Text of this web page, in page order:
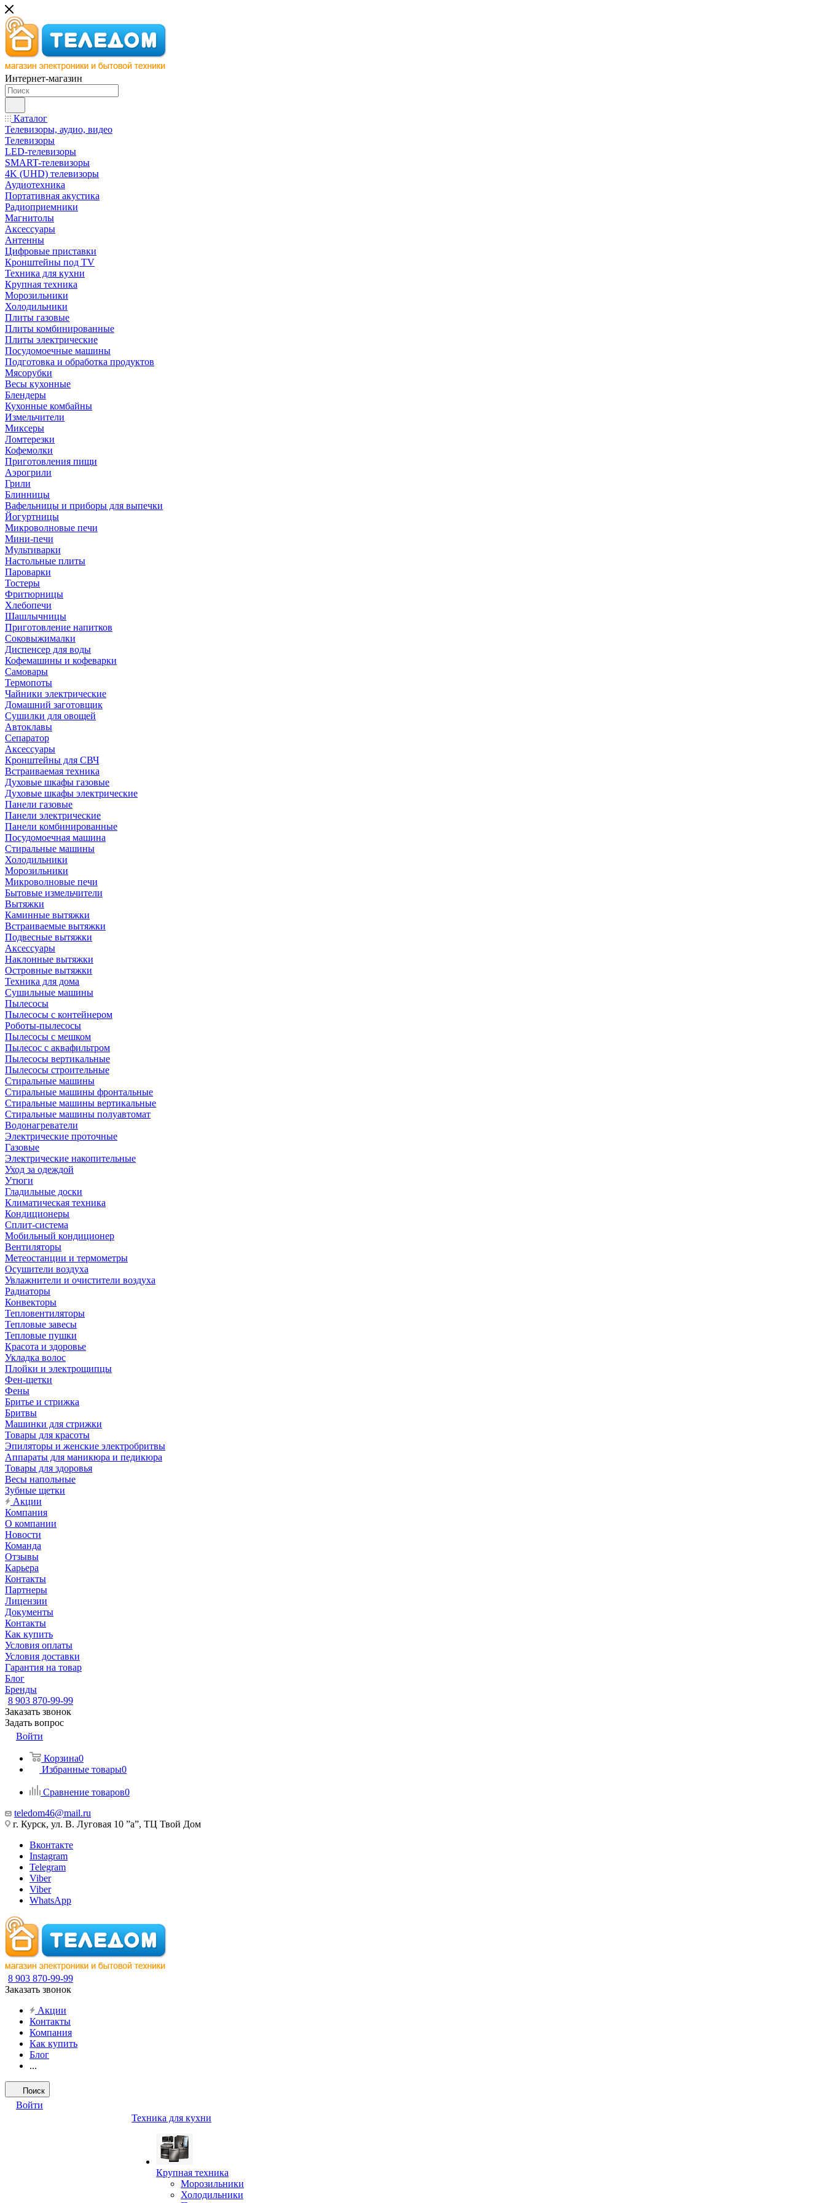
Интернет-магазин
Каталог
Телевизоры, аудио, видео
Телевизоры
LED-телевизоры
SMART-телевизоры
4K (UHD) телевизоры
Аудиотехника
Портативная акустика
Радиоприемники
Магнитолы
Аксессуары
Антенны
Цифровые приставки
Кронштейны под TV
Техника для кухни
Крупная техника
Морозильники
Холодильники
Плиты газовые
Плиты комбинированные
Плиты электрические
Посудомоечные машины
Подготовка и обработка продуктов
Мясорубки
Весы кухонные
Блендеры
Кухонные комбайны
Измельчители
Миксеры
Ломтерезки
Кофемолки
Приготовления пищи
Аэрогрили
Грили
Блинницы
Вафельницы и приборы для выпечки
Йогуртницы
Микроволновые печи
Мини-печи
Мультиварки
Настольные плиты
Пароварки
Тостеры
Фритюрницы
Хлебопечи
Шашлычницы
Приготовление напитков
Соковыжималки
Диспенсер для воды
Кофемашины и кофеварки
Самовары
Термопоты
Чайники электрические
Домашний заготовщик
Сушилки для овощей
Автоклавы
Сепаратор
Аксессуары
Кронштейны для СВЧ
Встраиваемая техника
Духовые шкафы газовые
Духовые шкафы электрические
Панели газовые
Панели электрические
Панели комбинированные
Посудомоечная машина
Стиральные машины
Холодильники
Морозильники
Микроволновые печи
Бытовые измельчители
Вытяжки
Каминные вытяжки
Встраиваемые вытяжки
Подвесные вытяжки
Аксессуары
Наклонные вытяжки
Островные вытяжки
Техника для дома
Сушильные машины
Пылесосы
Пылесосы с контейнером
Роботы-пылесосы
Пылесосы с мешком
Пылесос с аквафильтром
Пылесосы вертикальные
Пылесосы строительные
Стиральные машины
Стиральные машины фронтальные
Стиральные машины вертикальные
Стиральные машины полуавтомат
Водонагреватели
Электрические проточные
Газовые
Электрические накопительные
Уход за одеждой
Утюги
Гладильные доски
Климатическая техника
Кондиционеры
Сплит-система
Мобильный кондиционер
Вентиляторы
Метеостанции и термометры
Осушители воздуха
Увлажнители и очистители воздуха
Радиаторы
Конвекторы
Тепловентиляторы
Тепловые завесы
Тепловые пушки
Красота и здоровье
Укладка волос
Плойки и электрощипцы
Фен-щетки
Фены
Бритье и стрижка
Бритвы
Машинки для стрижки
Товары для красоты
Эпиляторы и женские электробритвы
Аппараты для маникюра и педикюра
Товары для здоровья
Весы напольные
Зубные щетки
Акции
Компания
О компании
Новости
Команда
Отзывы
Карьера
Контакты
Партнеры
Лицензии
Документы
Контакты
Как купить
Условия оплаты
Условия доставки
Гарантия на товар
Блог
Бренды
8 903 870-99-99
Заказать звонок
Задать вопрос
Войти
Корзина0
Избранные товары0
Сравнение товаров0
teledom46@mail.ru
г. Курск, ул. В. Луговая 10 ”а”, ТЦ Твой Дом
Вконтакте
Instagram
Telegram
Viber
Viber
WhatsApp
8 903 870-99-99
Заказать звонок
Акции
Контакты
Компания
Как купить
Блог
...
Поиск
Войти
Техника для кухни
Крупная техника
Морозильники
Холодильники